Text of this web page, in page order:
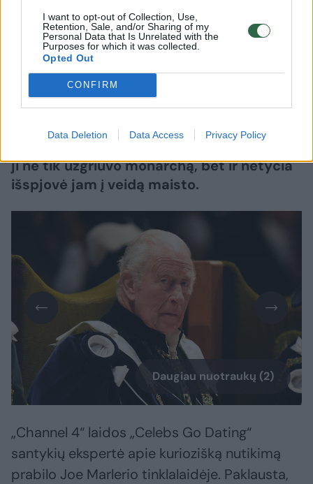
I want to opt-out of Collection, Use,
Retention, Sale, and/or Sharing of my
Personal Data that Is Unrelated with the
Purposes for which it was collected.
Opted Out
CONFIRM
Data Deletion Data Access Privacy Policy
Lrytas.lt
Televizijos žvaigždė Anna Williamson
prisiminė itin nemalonią situaciją, į kurią
pateko susitikusi su karaliumi Karoliu III.
ji ne tik užgriuvo monarchą, bet ir netyčia
išspjovė jam į veidą maisto.
Daugiau nuotraukų (2)
„Channel 4“ laidos „Celebs Go Dating“
santykių ekspertė apie kuriozišką nutikimą
prabilo Joe Marlerio tinklalaidėje. Paklausta,